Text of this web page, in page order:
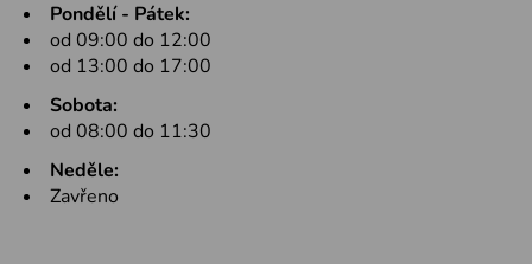
Pondělí - Pátek:
od 09:00 do 12:00
od 13:00 do 17:00
Sobota:
od 08:00 do 11:30
Neděle:
Zavřeno